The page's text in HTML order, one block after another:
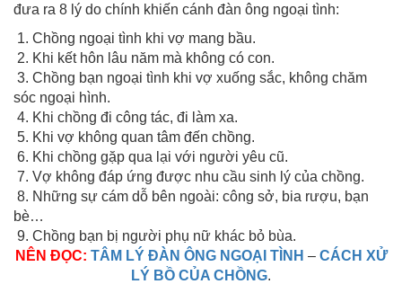
đưa ra 8 lý do chính khiến cánh đàn ông ngoại tình:
1. Chồng ngoại tình khi vợ mang bầu.
2. Khi kết hôn lâu năm mà không có con.
3. Chồng bạn ngoại tình khi vợ xuống sắc, không chăm
sóc ngoại hình.
4. Khi chồng đi công tác, đi làm xa.
5. Khi vợ không quan tâm đến chồng.
6. Khi chồng gặp qua lại với người yêu cũ.
7. Vợ không đáp ứng được nhu cầu sinh lý của chồng.
8. Những sự cám dỗ bên ngoài: công sở, bia rượu, bạn
bè…
9. Chồng bạn bị người phụ nữ khác bỏ bùa.
NÊN ĐỌC: TÂM LÝ ĐÀN ÔNG NGOẠI TÌNH – CÁCH XỬ
LÝ BỒ CỦA CHỒNG.